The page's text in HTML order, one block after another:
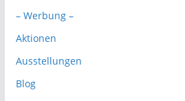
– Werbung –
Aktionen
Ausstellungen
Blog